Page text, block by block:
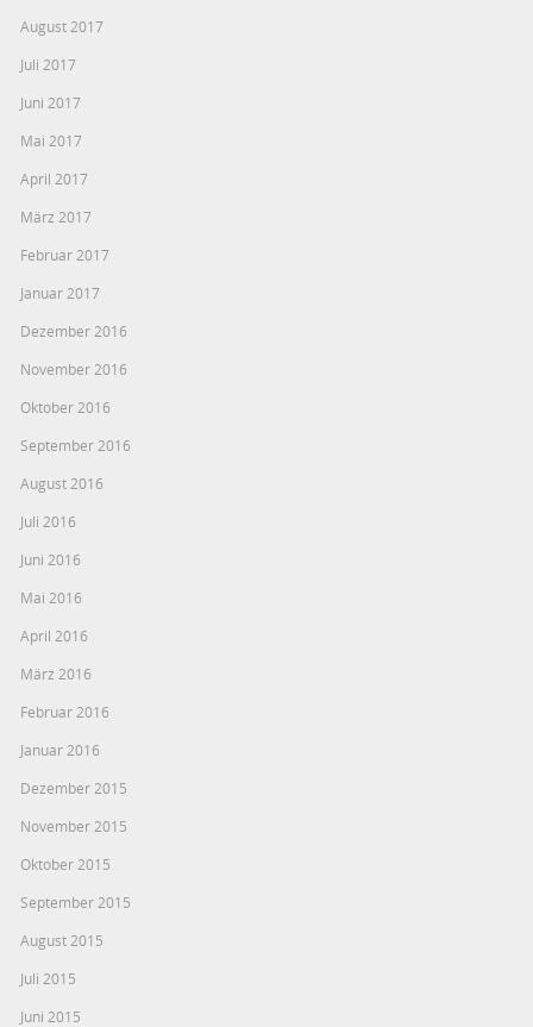
August 2017
Juli 2017
Juni 2017
Mai 2017
April 2017
März 2017
Februar 2017
Januar 2017
Dezember 2016
November 2016
Oktober 2016
September 2016
August 2016
Juli 2016
Juni 2016
Mai 2016
April 2016
März 2016
Februar 2016
Januar 2016
Dezember 2015
November 2015
Oktober 2015
September 2015
August 2015
Juli 2015
Juni 2015